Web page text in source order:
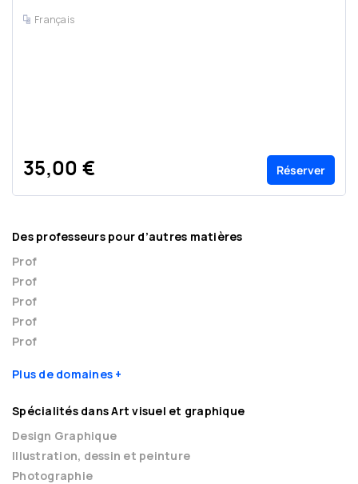
Français
35,00 € Réserver
Des professeurs pour d’autres matières
Prof
Prof
Prof
Prof
Prof
Plus de domaines
Spécialités dans Art visuel et graphique
Design Graphique
Illustration, dessin et peinture
Photographie